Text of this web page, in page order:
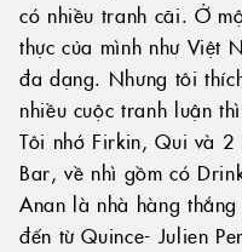
có nhiều tranh cãi. Ở
thực của mình như Việt
đa dạng. Nhưng tôi
nhiều cuộc tranh luận
Tôi nhớ Firkin, Qui và 2
Bar, về nhì gồm có
Anan là nhà hàng
đến từ Quince- Julien